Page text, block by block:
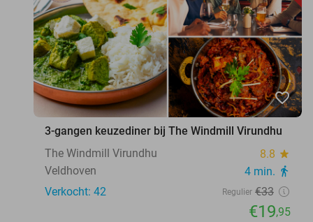
favorite_border
3-gangen keuzediner bij The Windmill Virundhu
The Windmill Virundhu
8.8 star
Veldhoven 4 min. directions_walk
Verkocht: 42 Regulier €33
€19,95